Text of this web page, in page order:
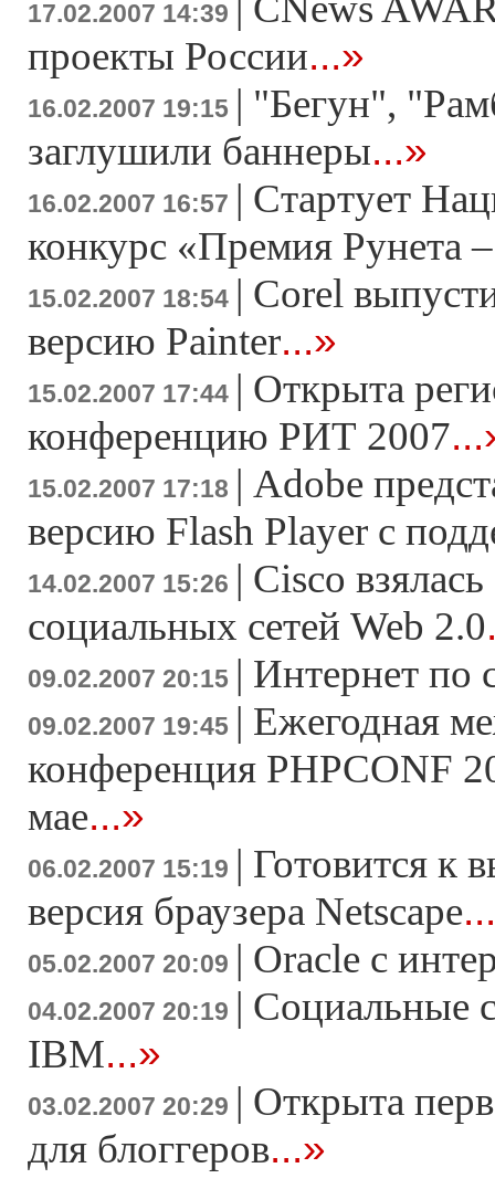
17.02.2007 14:39
проекты России...»
16.02.2007 19:15 | "Бегун",
заглушили баннеры...»
16.02.2007 16:57 | Стартует
конкурс «Премия Рунета
15.02.2007 18:54 | Corel
версию Painter...»
15.02.2007 17:44 | Открыта
конференцию РИТ 2007
15.02.2007 17:18 | Adobe
версию Flash Player c
14.02.2007 15:26 | Cisco
социальных сетей Web 2.0
09.02.2007 20:15 | Интернет по
09.02.2007 19:45 | Ежегодная
конференция PHPCONF
мае...»
06.02.2007 15:19 | Готовится к
версия браузера Netscape
05.02.2007 20:09 | Oracle с
04.02.2007 20:19 | Социальные
IBM...»
03.02.2007 20:29 | Открыта
для блоггеров...»